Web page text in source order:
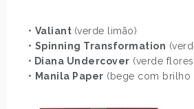
• Valiant (verde limão)
• Spinning Transformation
• Diana Undercover (verde
• Manila Paper (bege com brilho